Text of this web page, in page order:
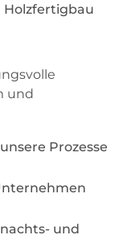
Holzfertigbau
und
Prozesse
und